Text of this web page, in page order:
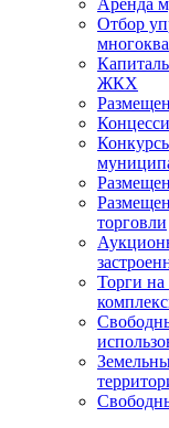
Аренда
Отбор
ЖКХ
торговли
Торги на